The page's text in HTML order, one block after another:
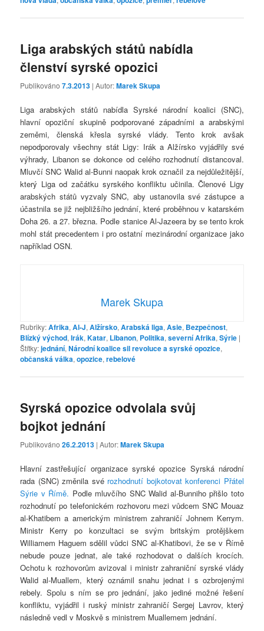
Liga arabských států nabídla
členství syrské opozici
Publikováno7.3.2013 | Autor:Marek Skupa
Liga arabských států nabídla Syrské národní koalici (SNC),
hlavní opoziční skupině podporované západními a arabskými
zeměmi, členská křesla syrské vlády. Tento krok avšak
nepodporovaly všechny stát Ligy: Irák a Alžírsko vyjádřily své
výhrady, Libanon se dokonce od celého rozhodnutí distancoval.
Mluvčí SNC Walid al-Bunni naopak krok označil za nejdůležitější,
který Liga od začátku syrského konfliktu učinila. Členové Ligy
arabských států vyzvaly SNC, aby ustanovila své zástupce a
účastnila se již nejbližšího jednání, které proběhnou v katarském
Doha 26. a 27. března. Podle stanice Al-Jazeera by se tento krok
mohl stát precedentem i pro ostatní mezinárodní organizace jako
například OSN.
Marek Skupa
Rubriky:Afrika,Al-J,Alžírsko,Arabská liga,Asie, Bezpečnost,
Blízký východ,Irák,Katar, Libanon, Politika,severní Afrika,Sýrie |
Štítky:jednání,Národní koalice sil revoluce a syrské opozice,
občanská válka,opozice,rebelové
Syrská opozice odvolala svůj
bojkot jednání
Publikováno26.2.2013 | Autor:Marek Skupa
Hlavní zastřešující organizace syrské opozice Syrská národní
rada (SNC) změnila své rozhodnutí bojkotovat konferenci Přátel
Sýrie v Římě. Podle mluvčího SNC Walid al-Bunniho přišlo toto
rozhodnutí po telefonickém rozhovoru mezi vůdcem SNC Mouaz
al-Khatibem a americkým ministrem zahraničí Johnem Kerrym.
Ministr Kerry po konzultaci se svým britským protějškem
Williamem Haguem sdělil vůdci SNC al-Khatibovi, že se v Římě
nebude pouze jednat, ale také rozhodovat o dalších krocích.
Ochotu k rozhovorům avizoval i ministr zahraniční syrské vlády
Walid al-Muallem, který oznámil snahu jednat i s ozbrojenými
rebely. Spolu s ním se pro jednání, jako jediné možné řešení
konfliktu, vyjádřil i ruský ministr zahraničí Sergej Lavrov, který
následně vedl v Moskvě s ministrem Muallemem jednání.